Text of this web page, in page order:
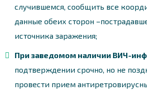
случившемся, сообщить все
данные обеих сторон
источника заражения;
При заведомом наличии ВИЧ-
подтверждении срочно, но не
провести прием